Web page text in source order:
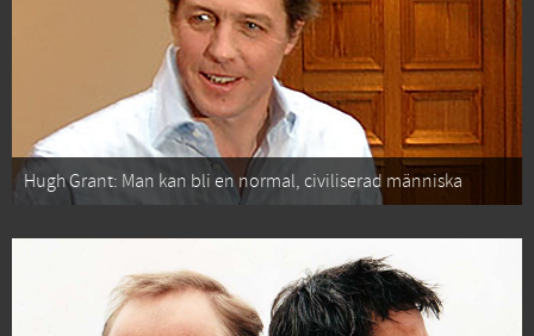
Hugh Grant: Man kan bli en normal, civiliserad människa